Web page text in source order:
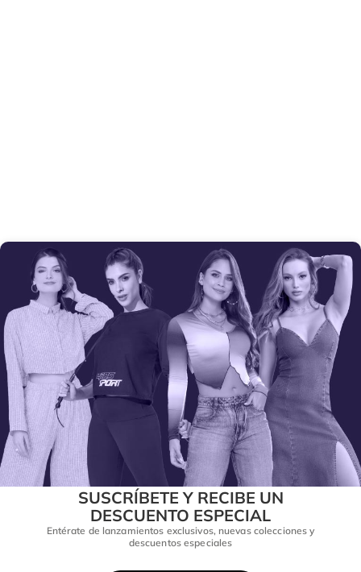
SUSCRÍBETE Y RECIBE UN
DESCUENTO ESPECIAL
Entérate de lanzamientos exclusivos, nuevas colecciones y
descuentos especiales